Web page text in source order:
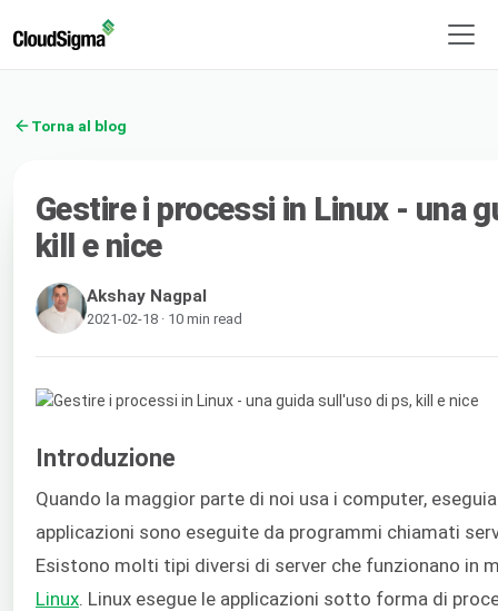
Torna al blog
Gestire i processi in Linux - una
kill e nice
Akshay Nagpal
2021-02-18 · 10 min read
Introduzione
Quando la maggior parte di noi usa i computer,
applicazioni sono eseguite da programmi chiamati
Esistono molti tipi diversi di server che funzionano in
Linux . Linux esegue le applicazioni sotto forma di